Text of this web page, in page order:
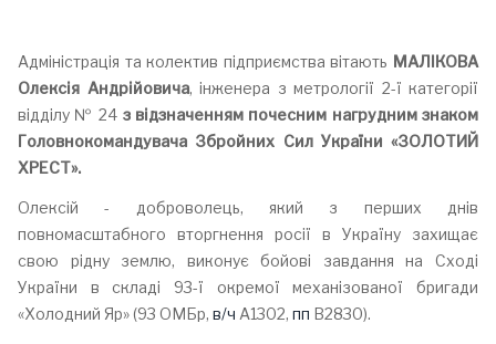
Адміністрація та колектив підприємства вітають МАЛІКОВА
Олексія Андрійовича, інженера з метрології 2-ї категорії
відділу № 24 з відзначенням почесним нагрудним знаком
Головнокомандувача Збройних Сил України «ЗОЛОТИЙ
ХРЕСТ».
Олексій - доброволець, який з перших днів
повномасштабного вторгнення росії в Україну захищає
свою рідну землю, виконує бойові завдання на Сході
України в складі 93-ї окремої механізованої бригади
«Холодний Яр» (93 ОМБр, в/ч А1302, пп В2830).